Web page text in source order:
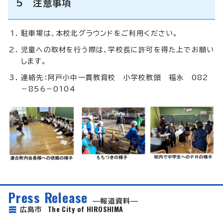
5 注意事項
駐車場は、本校北グラウンドをご利用ください。
児童への取材を行う際は、学校長に許可を得た上でお願い
します。
連絡先：阿戸小中一貫教育校 小学校教頭 福永 082
－856－0104
Press Release
報道資料
広島市 The City of HIROSHIMA